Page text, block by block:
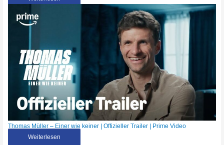
Thomas Müller – Einer wie keiner | Offizieller Trailer | Prime Video
Weiterlesen